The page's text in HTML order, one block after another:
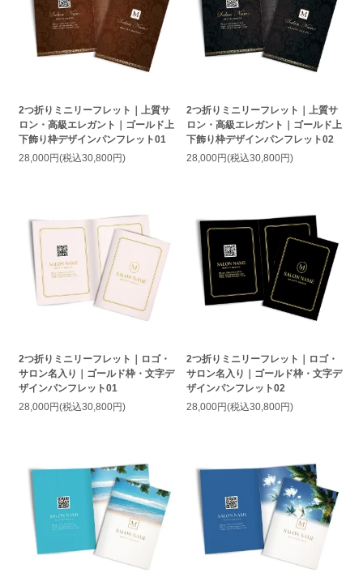
2つ折りミニリーフレット｜上質サ
ロン・高級エレガント｜ゴールド上
下飾り枠デザインパンフレット01
28,000円(税込30,800円)
2つ折りミニリーフレット｜上質サ
ロン・高級エレガント｜ゴールド上
下飾り枠デザインパンフレット02
28,000円(税込30,800円)
2つ折りミニリーフレット｜ロゴ・
サロン名入り｜ゴールド枠・文字デ
ザインパンフレット01
28,000円(税込30,800円)
2つ折りミニリーフレット｜ロゴ・
サロン名入り｜ゴールド枠・文字デ
ザインパンフレット02
28,000円(税込30,800円)